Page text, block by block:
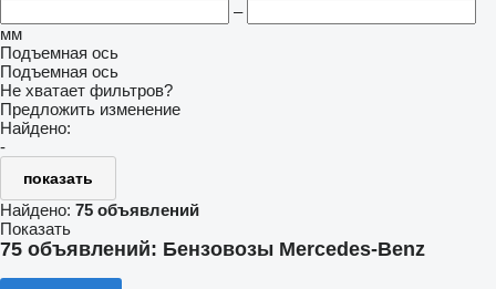
–
мм
Подъемная ось
Подъемная ось
Не хватает фильтров?
Предложить изменение
Найдено:
-
показать
Найдено: 75 объявлений
Показать
75 объявлений: Бензовозы Mercedes-Benz